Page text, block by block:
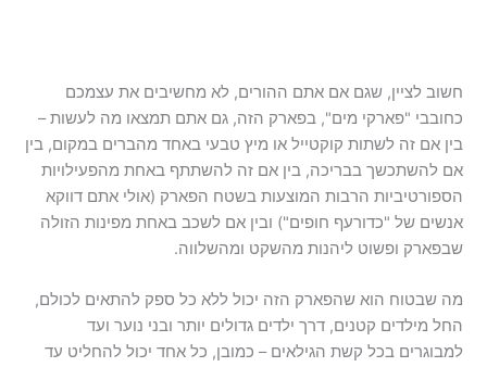
חשוב לציין, שגם אם אתם ההורים, לא מחשיבים את עצמכם
כחובבי "פארקי מים", בפארק הזה, גם אתם תמצאו מה לעשות –
בין אם זה לשתות קוקטייל או מיץ טבעי באחד מהברים במקום, בין
אם להשתכשך בבריכה, בין אם זה להשתתף באחת מהפעילויות
הספורטיביות הרבות המוצעות בשטח הפארק (אולי אתם דווקא
אנשים של "כדורעף חופים") ובין אם לשכב באחת מפינות הזולה
שבפארק ופשוט ליהנות מהשקט ומהשלווה.
מה שבטוח הוא שהפארק הזה יכול ללא כל ספק להתאים לכולם,
החל מילדים קטנים, דרך ילדים גדולים יותר ובני נוער ועד
למבוגרים בכל קשת הגילאים – כמובן, כל אחד יכול להחליט עד